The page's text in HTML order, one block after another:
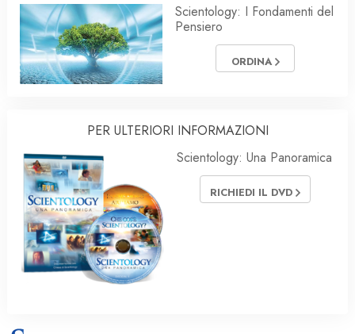
Scientology: I Fondamenti del
Pensiero
ORDINA
PER ULTERIORI INFORMAZIONI
Scientology: Una Panoramica
RICHIEDI IL DVD